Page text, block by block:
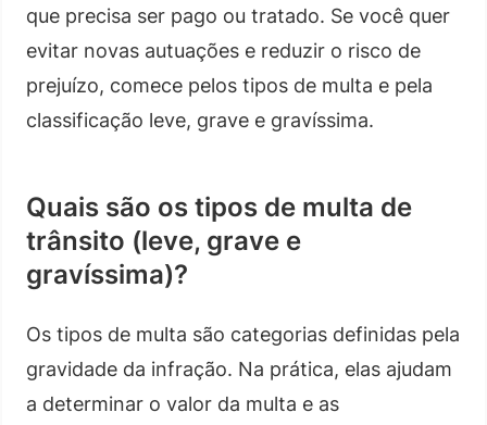
que precisa ser pago ou tratado. Se você quer
evitar novas autuações e reduzir o risco de
prejuízo, comece pelos tipos de multa e pela
classificação leve, grave e gravíssima.
Quais são os tipos de multa de
trânsito (leve, grave e
gravíssima)?
Os tipos de multa são categorias definidas pela
gravidade da infração. Na prática, elas ajudam
a determinar o valor da multa e as